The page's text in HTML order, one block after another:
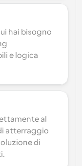
hai bisogno
e logica
al
atterraggio
di